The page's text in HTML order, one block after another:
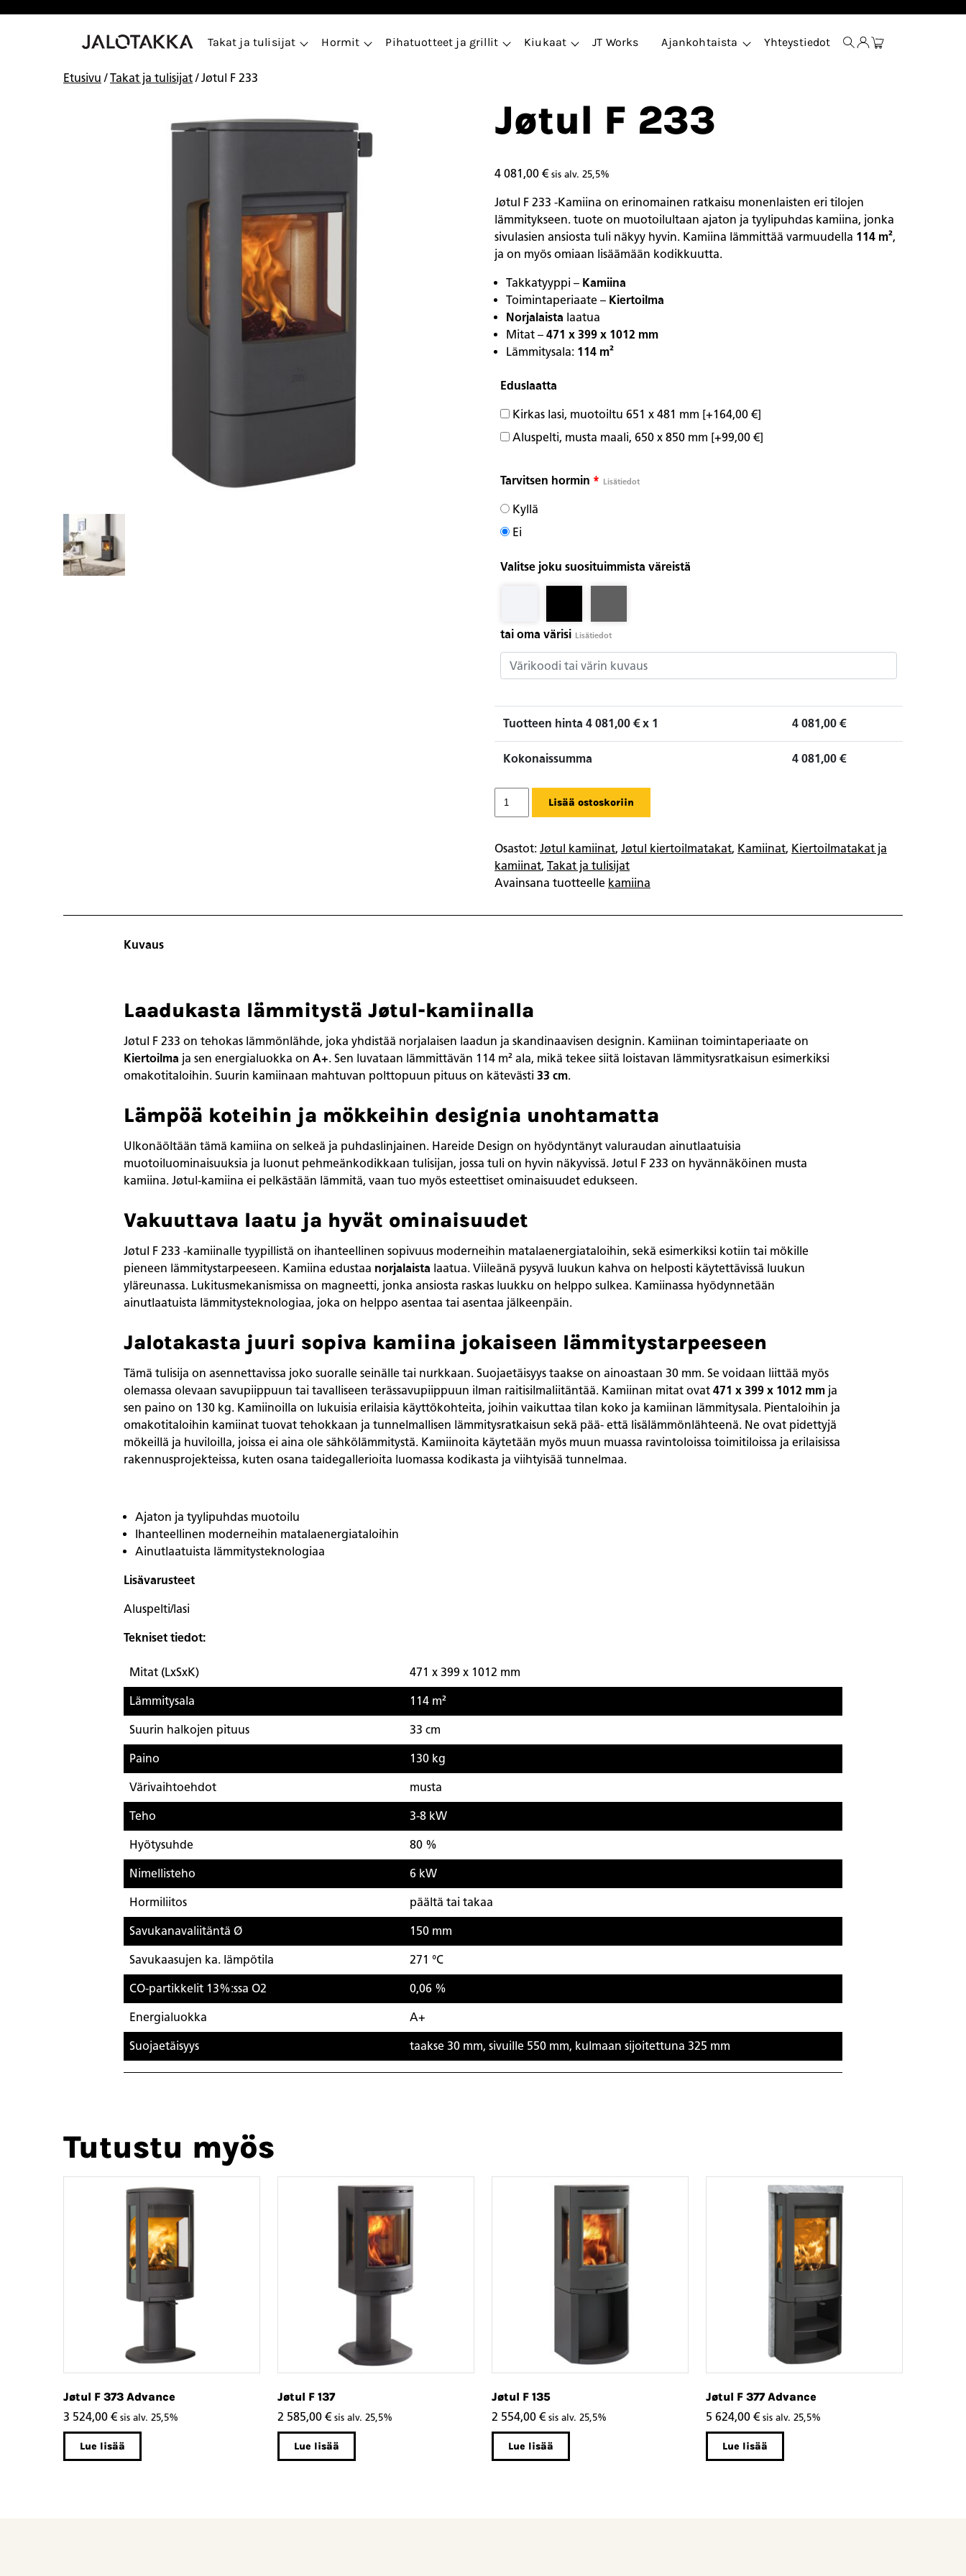
Takat ja tulisijat
Hormit Pihatuotteet ja grillit Kiukaat JT Works Ajankohtaista Yhteystiedot
Etusivu /Takat ja tulisijat/ Jøtul F 233
Jøtul F 233
4 081,00 € sis alv. 25,5%
Jøtul F 233 -Kamiina on erinomainen ratkaisu monenlaisten eri tilojen
lämmitykseen. tuote on muotoilultaan ajaton ja tyylipuhdas kamiina, jonka
sivulasien ansiosta tuli näkyy hyvin. Kamiina lämmittää varmuudella 114 m²,
ja on myös omiaan lisäämään kodikkuutta.
Takkatyyppi – Kamiina
Toimintaperiaate – Kiertoilma
Norjalaista laatua
Mitat – 471 x 399 x 1012 mm
Lämmitysala: 114 m²
Eduslaatta
Kirkas lasi, muotoiltu 651 x 481 mm [+164,00 €]
Aluspelti, musta maali, 650 x 850 mm [+99,00 €]
Tarvitsen hormin * Lisätiedot
Kyllä
Ei
Valitse joku suosituimmista väreistä
tai oma värisi Lisätiedot
Tuotteen hinta 4 081,00 € x 1 4 081,00 €
Kokonaissumma 4 081,00 €
Jøtul
määrä
Lisää ostoskoriin
Osastot: Jøtul kamiinat, Jøtul kiertoilmatakat, Kamiinat, Kiertoilmatakat ja
kamiinat, Takat ja tulisijat
Avainsana tuotteelle kamiina
Kuvaus
Laadukasta lämmitystä Jøtul-kamiinalla
Jøtul F 233 on tehokas lämmönlähde, joka yhdistää norjalaisen laadun ja skandinaavisen designin. Kamiinan toimintaperiaate on
Kiertoilma ja sen energialuokka on A+. Sen luvataan lämmittävän 114 m² ala, mikä tekee siitä loistavan lämmitysratkaisun esimerkiksi
omakotitaloihin. Suurin kamiinaan mahtuvan polttopuun pituus on kätevästi 33 cm.
Lämpöä koteihin ja mökkeihin designia unohtamatta
Ulkonäöltään tämä kamiina on selkeä ja puhdaslinjainen. Hareide Design on hyödyntänyt valuraudan ainutlaatuisia
muotoiluominaisuuksia ja luonut pehmeänkodikkaan tulisijan, jossa tuli on hyvin näkyvissä. Jøtul F 233 on hyvännäköinen musta
kamiina. Jøtul-kamiina ei pelkästään lämmitä, vaan tuo myös esteettiset ominaisuudet edukseen.
Vakuuttava laatu ja hyvät ominaisuudet
Jøtul F 233 -kamiinalle tyypillistä on ihanteellinen sopivuus moderneihin matalaenergiataloihin, sekä esimerkiksi kotiin tai mökille
pieneen lämmitystarpeeseen. Kamiina edustaa norjalaista laatua. Viileänä pysyvä luukun kahva on helposti käytettävissä luukun
yläreunassa. Lukitusmekanismissa on magneetti, jonka ansiosta raskas luukku on helppo sulkea. Kamiinassa hyödynnetään
ainutlaatuista lämmitysteknologiaa, joka on helppo asentaa tai asentaa jälkeenpäin.
Jalotakasta juuri sopiva kamiina jokaiseen lämmitystarpeeseen
Tämä tulisija on asennettavissa joko suoralle seinälle tai nurkkaan. Suojaetäisyys taakse on ainoastaan 30 mm. Se voidaan liittää myös
olemassa olevaan savupiippuun tai tavalliseen terässavupiippuun ilman raitisilmaliitäntää. Kamiinan mitat ovat 471 x 399 x 1012 mm ja
sen paino on 130 kg. Kamiinoilla on lukuisia erilaisia käyttökohteita, joihin vaikuttaa tilan koko ja kamiinan lämmitysala. Pientaloihin ja
omakotitaloihin kamiinat tuovat tehokkaan ja tunnelmallisen lämmitysratkaisun sekä pää- että lisälämmönlähteenä. Ne ovat pidettyjä
mökeillä ja huviloilla, joissa ei aina ole sähkölämmitystä. Kamiinoita käytetään myös muun muassa ravintoloissa toimitiloissa ja erilaisissa
rakennusprojekteissa, kuten osana taidegallerioita luomassa kodikasta ja viihtyisää tunnelmaa.
Ajaton ja tyylipuhdas muotoilu
Ihanteellinen moderneihin matalaenergiataloihin
Ainutlaatuista lämmitysteknologiaa
Lisävarusteet
Aluspelti/lasi
Tekniset tiedot:
Mitat (LxSxK) 471 x 399 x 1012 mm
Lämmitysala 114 m²
Suurin halkojen pituus 33 cm
Paino 130 kg
Värivaihtoehdot musta
Teho 3-8 kW
Hyötysuhde 80 %
Nimellisteho 6 kW
Hormiliitos päältä tai takaa
Savukanavaliitäntä Ø 150 mm
Savukaasujen ka. lämpötila 271 °C
CO-partikkelit 13%:ssa O2 0,06 %
Energialuokka A+
Suojaetäisyys taakse 30 mm, sivuille 550 mm, kulmaan sijoitettuna 325 mm
Tutustu myös
Jøtul F 373 Advance
3 524,00 € sis alv. 25,5%
Lue lisää
Jøtul F 137
2 585,00 € sis alv. 25,5%
Lue lisää
Jøtul F 135
2 554,00 € sis alv. 25,5%
Lue lisää
Jøtul F 377 Advance
5 624,00 € sis alv. 25,5%
Lue lisää